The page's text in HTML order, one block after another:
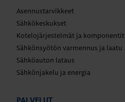
Asennustarvikkeet
Sähkökeskukset
Kotelojärjestelmät ja komponentit
Sähkönsyötön varmennus ja laatu
Sähköauton lataus
Sähkönjakelu ja energia